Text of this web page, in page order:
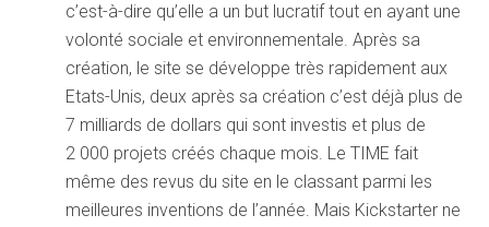
c’est-à-dire qu’elle a un but lucratif tout en ayant une
volonté sociale et environnementale. Après sa
création, le site se développe très rapidement aux
Etats-Unis, deux après sa création c’est déjà plus de
7 milliards de dollars qui sont investis et plus de
2 000 projets créés chaque mois. Le TIME fait
même des revus du site en le classant parmi les
meilleures inventions de l’année. Mais Kickstarter ne